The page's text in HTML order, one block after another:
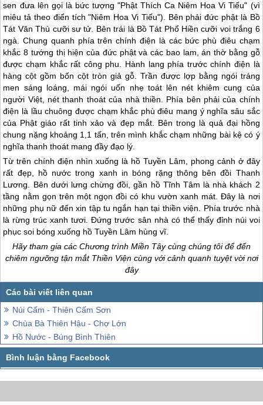
sen đưa lên gọi là bức tượng "Phật Thích Ca Niêm Hoa Vi Tiếu" (vì
miêu tả theo điển tích "Niêm Hoa Vi Tiếu"). Bên phải đức phật là Bồ
Tát Văn Thù cưỡi sư tử. Bên trái là Bồ Tát Phổ Hiền cưỡi voi trắng 6
ngà. Chung quanh phía trên chính điện là các bức phù điêu chạm
khắc 8 tướng thị hiện của đức phật và các bao lam, án thờ bằng gỗ
được chạm khắc rất công phu. Hành lang phía trước chính điện là
hàng cột gồm bốn cột tròn giả gỗ. Trần được lợp bằng ngói tráng
men sáng loáng, mái ngói uốn nhẹ toát lên nét khiêm cung của
người Việt, nét thanh thoát của nhà thiền. Phía bên phải của chính
điện là lầu chuông được chạm khắc phù điêu mang ý nghĩa sâu sắc
của Phật giáo rất tinh xảo và đẹp mắt. Bên trong là quả đại hồng
chung nặng khoảng 1,1 tấn, trên mình khắc chạm những bài kệ có ý
nghĩa thanh thoát mang đầy đạo lý.
Từ trên chính điện nhìn xuống là hồ Tuyền Lâm, phong cảnh ở đây
rất đẹp, hồ nước trong xanh in bóng rặng thông bên đồi Thanh
Lương. Bên dưới lưng chừng đồi, gần hồ Tĩnh Tâm là nhà khách 2
tầng nằm gọn trên một ngọn đồi có khu vườn xanh mát. Đây là nơi
những phụ nữ đến xin tập tu ngắn hạn tại thiền viện. Phía trước nhà
là rừng trúc xanh tươi. Đứng trước sân nhà có thể thấy đỉnh núi voi
phục soi bóng xuống hồ Tuyền Lâm hùng vĩ.
Hãy tham gia các Chương trình Miền Tâycùng chúng tôi để đến
chiêm ngưỡng tận mắt Thiền Viện cùng với cảnh quanh tuyệt vời nơi
đây
Núi Cấm - Thiên Cấm Sơn
Chùa Bà Thiên Hậu - Chợ Lớn
Hồ Nước - Búng Bình Thiên